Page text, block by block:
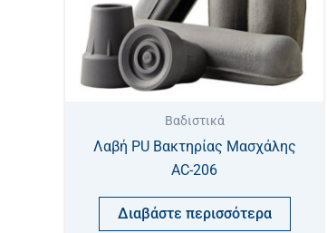
Βαδιστικά
Λαβή PU Βακτηρίας Μασχάλης
AC-206
Διαβάστε περισσότερα